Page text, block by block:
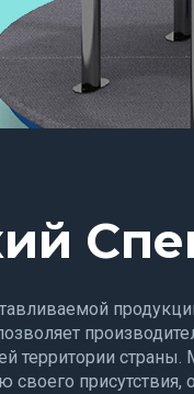
территории страны.
присутствия,